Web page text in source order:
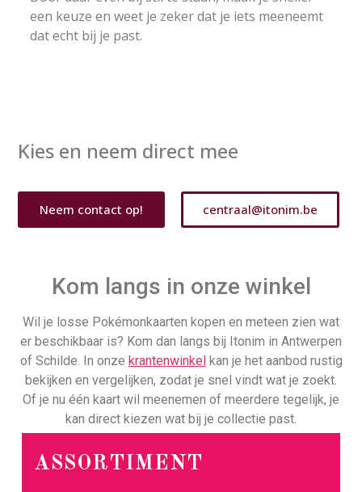
een keuze en weet je zeker dat je iets meeneemt
dat echt bij je past.
Kies en neem direct mee
Neem contact op! centraal@itonim.be
Kom langs in onze winkel
Wil je losse Pokémonkaarten kopen en meteen zien wat
er beschikbaar is? Kom dan langs bij Itonim in Antwerpen
of Schilde. In onze krantenwinkel kan je het aanbod rustig
bekijken en vergelijken, zodat je snel vindt wat je zoekt.
Of je nu één kaart wil meenemen of meerdere tegelijk, je
kan direct kiezen wat bij je collectie past.
ASSORTIMENT